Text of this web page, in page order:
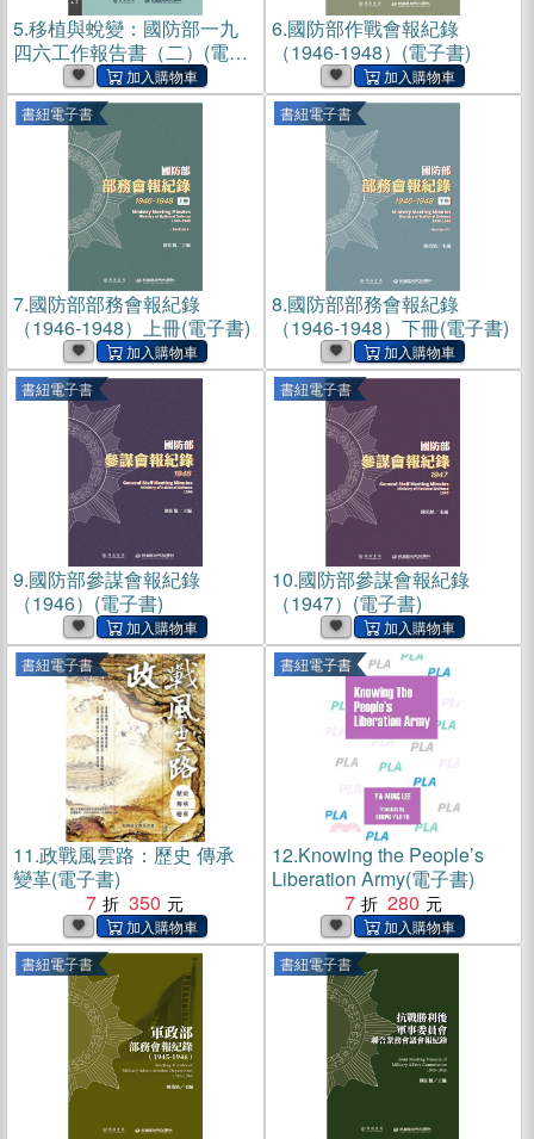
5.移植與蛻變：國防部一九
四六工作報告書（二）(電子
6.國防部作戰會報紀錄
（1946-1948）(電子書)
書紐電子書
7.國防部部務會報紀錄
（1946-1948）上冊(電子書)
書紐電子書
8.國防部部務會報紀錄
（1946-1948）下冊(電子書)
書紐電子書
9.國防部參謀會報紀錄
（1946）(電子書)
書紐電子書
10.國防部參謀會報紀錄
（1947）(電子書)
書紐電子書
11.政戰風雲路：歷史 傳承
變革(電子書)
7
350
書紐電子書
12.Knowing the People’s
Liberation Army(電子書)
7
280
書紐電子書 書紐電子書